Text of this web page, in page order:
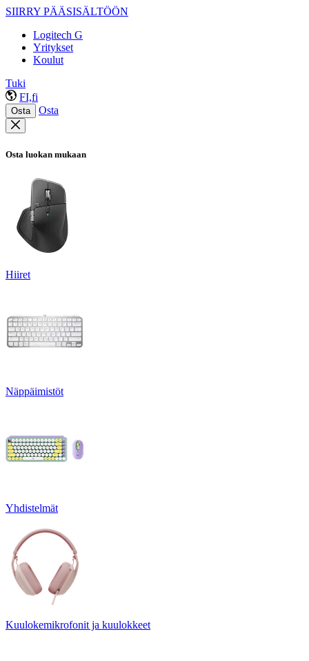
SIIRRY PÄÄSISÄLTÖÖN
Logitech G
Yritykset
Koulut
Tuki
FI,fi
Osta Osta
Osta luokan mukaan
Hiiret
Näppäimistöt
Yhdistelmät
Kuulokemikrofonit ja kuulokkeet